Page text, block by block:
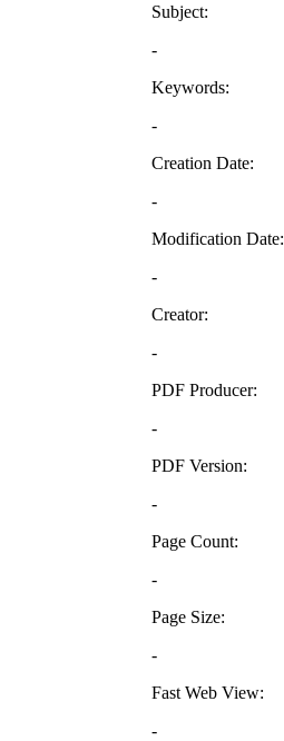
Subject:
-
Keywords:
-
Creation Date:
-
Modification Date:
-
Creator:
-
PDF Producer:
-
PDF Version:
-
Page Count:
-
Page Size:
-
Fast Web View:
-